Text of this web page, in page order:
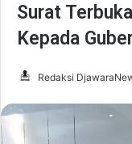
Surat
Kepada
Redaksi